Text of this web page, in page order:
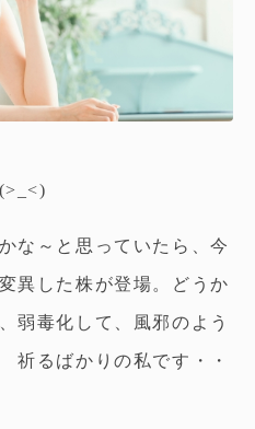
な～と思っていたら、今
異した株が登場。どうか
弱毒化して、風邪のよう
るばかりの私です・・